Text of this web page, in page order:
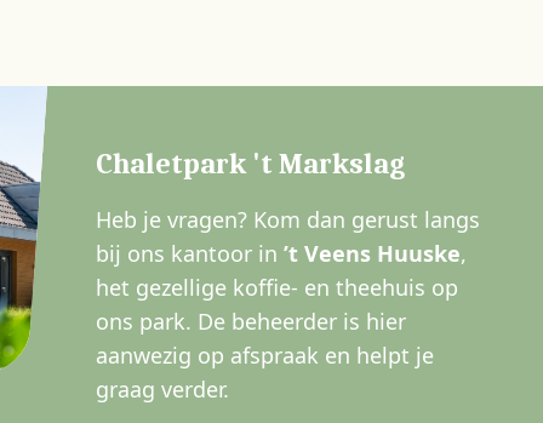
Chaletpark 't Markslag
Heb je vragen? Kom dan gerust langs
bij ons kantoor in ’t Veens Huuske,
het gezellige koffie- en theehuis op
ons park. De beheerder is hier
aanwezig op afspraak en helpt je
graag verder.